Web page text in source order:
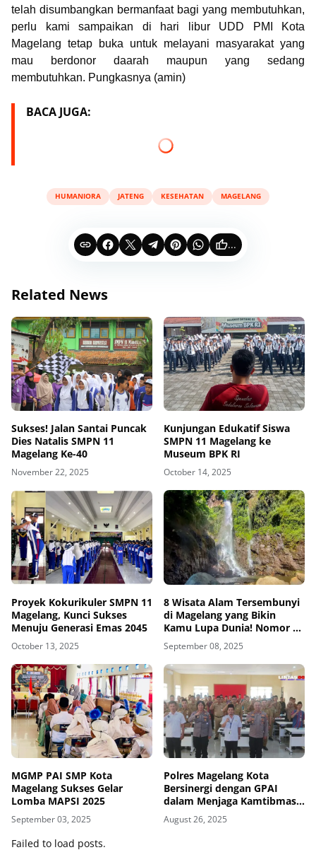
telah disumbangkan bermanfaat bagi yang membutuhkan,
perlu kami sampaikan di
hari libur UDD PMI Kota
Magelang tetap buka untuk melayani masyarakat yang
mau berdonor daarah maupun yang sedang
membutuhkan. Pungkasnya (amin)
BACA JUGA:
HUMANIORA JATENG KESEHATAN MAGELANG
...
Related News
Sukses! Jalan Santai Puncak
Dies Natalis SMPN 11
Magelang Ke-40
November 22, 2025
Kunjungan Edukatif Siswa
SMPN 11 Magelang ke
Museum BPK RI
October 14, 2025
Proyek Kokurikuler SMPN 11
Magelang, Kunci Sukses
Menuju Generasi Emas 2045
October 13, 2025
8 Wisata Alam Tersembunyi
di Magelang yang Bikin
Kamu Lupa Dunia! Nomor 5
Paling Damai dan Jarang
Diketahui!
September 08, 2025
MGMP PAI SMP Kota
Magelang Sukses Gelar
Lomba MAPSI 2025
September 03, 2025
Polres Magelang Kota
Bersinergi dengan GPAI
dalam Menjaga Kamtibmas
Sekolah
August 26, 2025
Failed to load posts.